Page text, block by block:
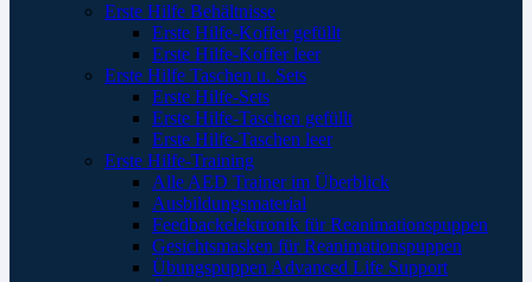
Erste Hilfe Behältnisse
Erste Hilfe-Koffer gefüllt
Erste Hilfe-Koffer leer
Erste Hilfe Taschen u. Sets
Erste Hilfe-Sets
Erste Hilfe-Taschen gefüllt
Erste Hilfe-Taschen leer
Erste Hilfe-Training
Alle AED Trainer im Überblick
Ausbildungsmaterial
Feedbackelektronik für Reanimationspuppen
Gesichtsmasken für Reanimationspuppen
Übungspuppen Advanced Life Support